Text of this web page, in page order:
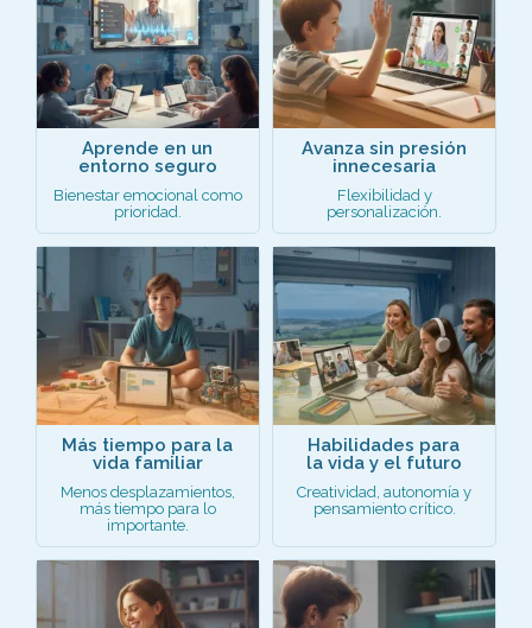
Aprende en un
entorno seguro
Bienestar emocional como
prioridad.
Avanza sin presión
innecesaria
Flexibilidad y
personalización.
Más tiempo para la
vida familiar
Menos desplazamientos,
más tiempo para lo
importante.
Habilidades para
la vida y el futuro
Creatividad, autonomía y
pensamiento crítico.